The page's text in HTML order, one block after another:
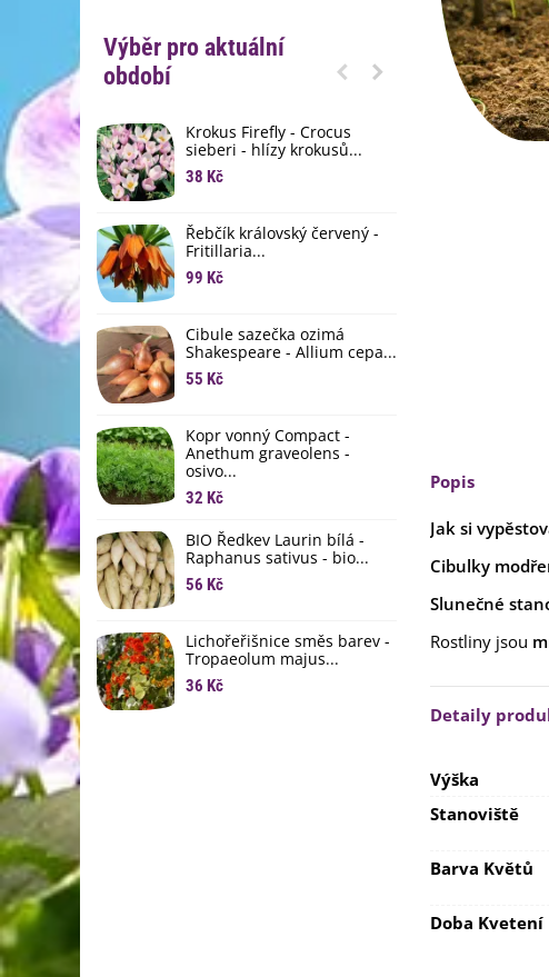
Výběr pro aktuální
období
Krokus Firefly - Crocus
sieberi - hlízy krokusů...
38 Kč
Řebčík královský červený -
Fritillaria...
99 Kč
Cibule sazečka ozimá
Shakespeare - Allium cepa...
55 Kč
Kopr vonný Compact -
Anethum graveolens -
osivo...
32 Kč
BIO Ředkev Laurin bílá -
Raphanus sativus - bio...
56 Kč
Lichořeřišnice směs barev -
Tropaeolum majus...
36 Kč
60 Kč
90 Kč
Popis
Jak si
Cibulky
Slunečné
Rostliny jsou
Detaily
Výška
Stanoviště
Barva Květů
Doba Kvetení